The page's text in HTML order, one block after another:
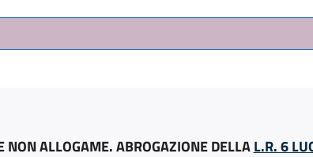
ALLOGAME. ABROGAZIONE DELLAL.R. 6